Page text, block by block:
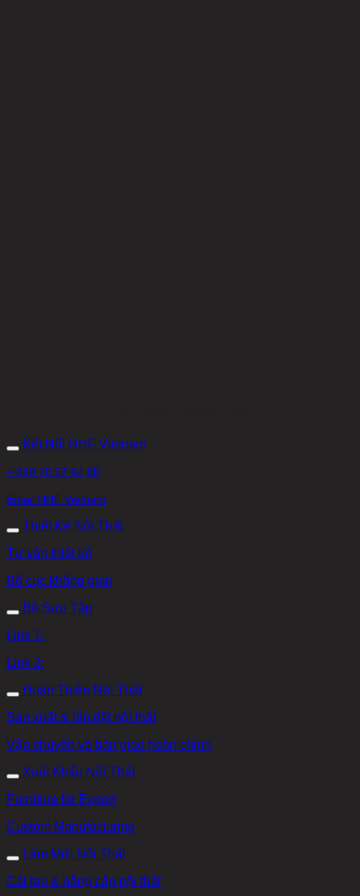
Kết Nối NHF Vietnam
+ 849 76 57 84 85
Email NHF Vietnam
Thiết Kế Nội Thất
Tư vấn thiết kế
Bố cục không gian
Bộ Sưu Tập
Link 1:
Link 2:
Hoàn Thiện Nội Thất
Sản xuất & lắp đặt nội thất
Vận chuyển và bàn giao hoàn chỉnh
Xuất Khẩu Nội Thất
Furniture for Export
Custom Manufacturing
Làm Mới Nội Thất
Cải tạo & nâng cấp nội thất